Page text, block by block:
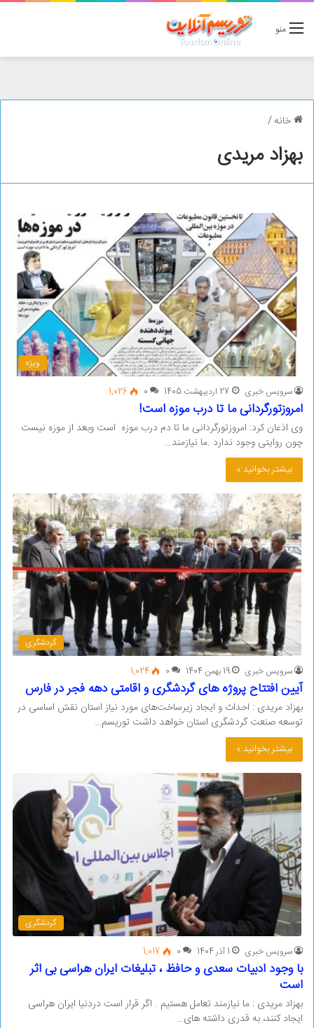
منو
خانه/
بهزاد مریدی
ویژه
سرویس خبری 27 اردیبهشت 1405 0
1,026
امروزتورگردانی ما تا درب موزه است!
وی اذعان کرد: امروزتورگردانی ما تا دم درب موزه است وبعد از موزه نیست
چون روایتی وجود ندارد .ما نیازمند…
بیشتر بخوانید »
گردشگری
سرویس خبری 19 بهمن 1404 0
1,024
آیین افتتاح پروژه های گردشگری و اقامتی دهه فجر در فارس
بهزاد مریدی : احداث و ایجاد زیرساخت‌های مورد نیاز استان نقش اساسی در
توسعه صنعت گردشگری استان خواهد داشت توریسم…
بیشتر بخوانید »
گردشگری
سرویس خبری 1 آذر 1404 0
1,017
با وجود ادبیات سعدی و حافظ ، تبلیغات ایران هراسی بی اثر
است
بهزاد مریدی : ما نیازمند تعامل هستیم . اگر قرار است دردنیا ایران هراسی
ایجاد کنند، به قدری داشته های…